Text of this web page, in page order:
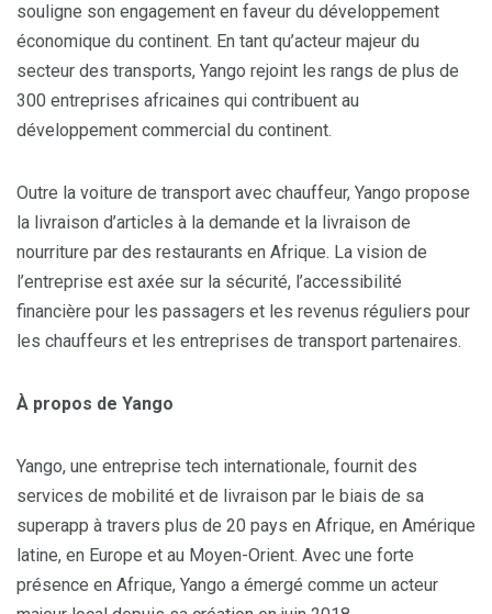
souligne son engagement en faveur du développement
économique du continent. En tant qu’acteur majeur du
secteur des transports, Yango rejoint les rangs de plus de
300 entreprises africaines qui contribuent au
développement commercial du continent.
Outre la voiture de transport avec chauffeur, Yango propose
la livraison d’articles à la demande et la livraison de
nourriture par des restaurants en Afrique. La vision de
l’entreprise est axée sur la sécurité, l’accessibilité
financière pour les passagers et les revenus réguliers pour
les chauffeurs et les entreprises de transport partenaires.
À propos de Yango
Yango, une entreprise tech internationale, fournit des
services de mobilité et de livraison par le biais de sa
superapp à travers plus de 20 pays en Afrique, en Amérique
latine, en Europe et au Moyen-Orient. Avec une forte
présence en Afrique, Yango a émergé comme un acteur